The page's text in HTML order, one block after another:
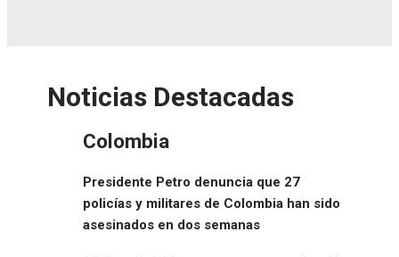
Noticias Destacadas
Colombia
Presidente Petro denuncia que 27
policías y militares de Colombia han sido
asesinados en dos semanas